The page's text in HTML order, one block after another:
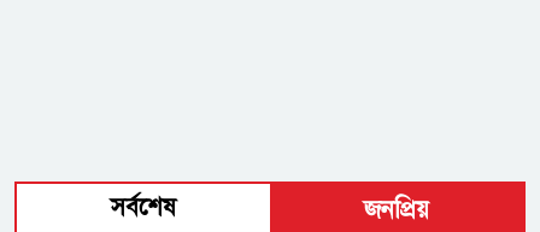
সর্বশেষ জনপ্রিয়